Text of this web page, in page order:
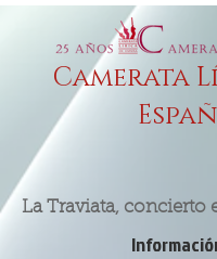
Camerata
La Traviata, concierto